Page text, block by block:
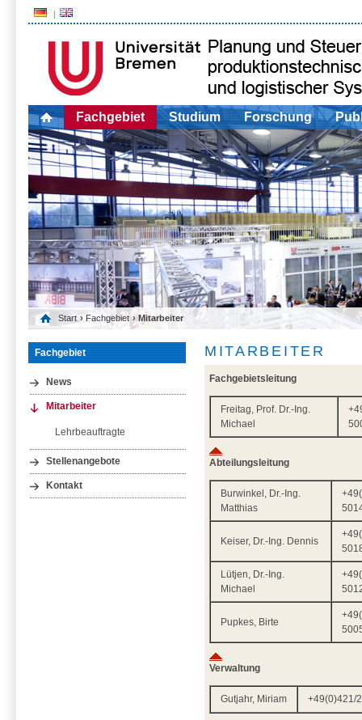
Fachgebiet Studium Forschung
Start › Fachgebiet › Mitarbeiter
Fachgebiet
News
Mitarbeiter
Lehrbeauftragte
Stellenangebote
Kontakt
MITARBEITER
Fachgebietsleitung
Freitag, Prof. Dr.-Ing.
Michael
Abteilungsleitung
Burwinkel, Dr.-Ing.
Matthias
Keiser, Dr.-Ing. Dennis
Lütjen, Dr.-Ing.
Michael
Pupkes, Birte
Verwaltung
Gutjahr, Miriam +49(0)421/